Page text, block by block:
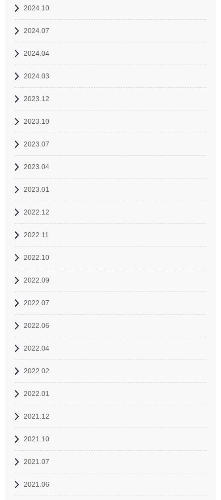
2024.10
2024.07
2024.04
2024.03
2023.12
2023.10
2023.07
2023.04
2023.01
2022.12
2022.11
2022.10
2022.09
2022.07
2022.06
2022.04
2022.02
2022.01
2021.12
2021.10
2021.07
2021.06